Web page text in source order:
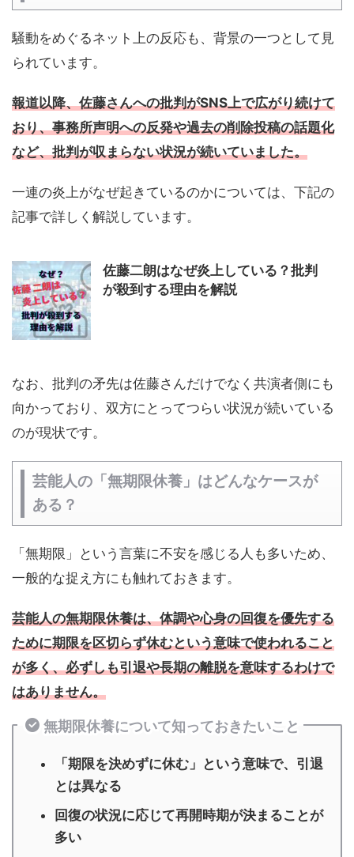
騒動をめぐるネット上の反応も、背景の一つとして見
られています。
報道以降、佐藤さんへの批判がSNS上で広がり続けて
おり、事務所声明への反発や過去の削除投稿の話題化
など、批判が収まらない状況が続いていました。
一連の炎上がなぜ起きているのかについては、下記の
記事で詳しく解説しています。
佐藤二朗はなぜ炎上している？批判
が殺到する理由を解説
なお、批判の矛先は佐藤さんだけでなく共演者側にも
向かっており、双方にとってつらい状況が続いている
のが現状です。
芸能人の「無期限休養」はどんなケースが
ある？
「無期限」という言葉に不安を感じる人も多いため、
一般的な捉え方にも触れておきます。
芸能人の無期限休養は、体調や心身の回復を優先する
ために期限を区切らず休むという意味で使われること
が多く、必ずしも引退や長期の離脱を意味するわけで
はありません。
無期限休養について知っておきたいこと
「期限を決めずに休む」という意味で、引退
とは異なる
回復の状況に応じて再開時期が決まることが
多い